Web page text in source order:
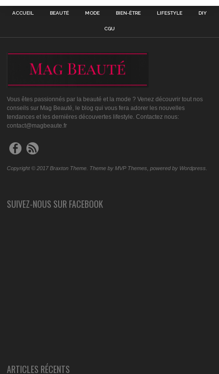
ACCUEIL BEAUTÉ MODE BIEN-ÊTRE LIFESTYLE DIY
CGU
Vous êtes passionnés par la beauté et la mode ? Venez découvrir tout nos
conseils sur Mag Beauté, le blog qui vous fera adorer les nouvelles
tendances et les dernières découvertes lifestyle. Contactez nous:
contact@magbeaute.fr
Copyright © 2017 Braxton Theme. Theme by MVP Themes, powered by Wordpress.
SUIVEZ-NOUS SUR FACEBOOK
ARTICLES RÉCENTS